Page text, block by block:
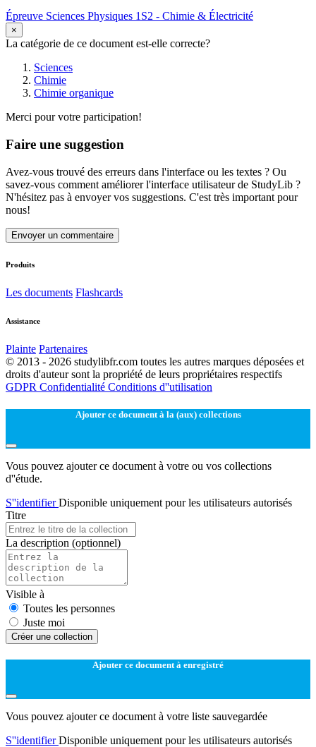
Épreuve Sciences Physiques 1S2 - Chimie & Électricité
×
La catégorie de ce document est-elle correcte?
Sciences
Chimie
Chimie organique
Merci pour votre participation!
Faire une suggestion
Avez-vous trouvé des erreurs dans l'interface ou les textes ? Ou
savez-vous comment améliorer l'interface utilisateur de StudyLib ?
N'hésitez pas à envoyer vos suggestions. C'est très important pour
nous!
Envoyer un commentaire
Produits
Les documents Flashcards
Assistance
Plainte Partenaires
© 2013 - 2026 studylibfr.com toutes les autres marques déposées et
droits d'auteur sont la propriété de leurs propriétaires respectifs
GDPR Confidentialité Conditions d''utilisation
Ajouter ce document à la (aux) collections
Vous pouvez ajouter ce document à votre ou vos collections
d''étude.
S''identifierDisponible uniquement pour les utilisateurs autorisés
Titre
La description (optionnel)
Visible à
Toutes les personnes
Juste moi
Créer une collection
Ajouter ce document à enregistré
Vous pouvez ajouter ce document à votre liste sauvegardée
S''identifierDisponible uniquement pour les utilisateurs autorisés